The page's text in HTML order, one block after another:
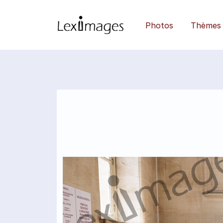
Photos Thèmes